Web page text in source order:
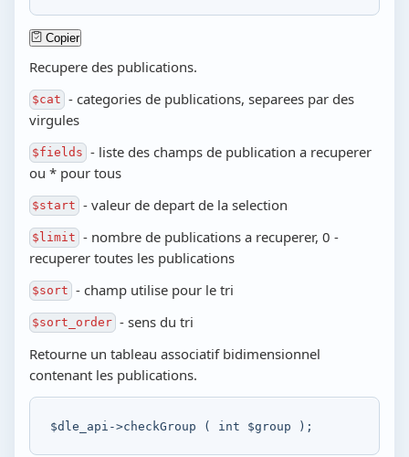
Copier
Recupere des publications.
$cat - categories de publications, separees par des
virgules
$fields - liste des champs de publication a recuperer
ou * pour tous
$start - valeur de depart de la selection
$limit - nombre de publications a recuperer, 0 -
recuperer toutes les publications
$sort - champ utilise pour le tri
$sort_order - sens du tri
Retourne un tableau associatif bidimensionnel
contenant les publications.
$dle_api ->checkGroup ( int $group ) ;